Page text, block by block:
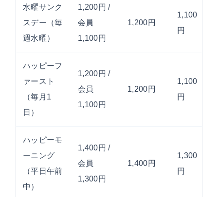
水曜サンク
スデー（毎
週水曜）
1,200円 /
会員
1,100円
1,200円
1,100
円
ハッピーフ
ァースト
（毎月1
日）
1,200円 /
会員
1,100円
1,200円
1,100
円
ハッピーモ
ーニング
（平日午前
中）
1,400円 /
会員
1,300円
1,400円
1,300
円